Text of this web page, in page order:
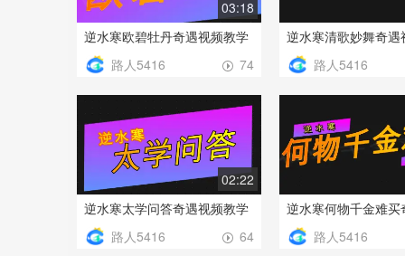
03:18
逆水寒欧碧牡丹奇遇视频教学
74
路人5416
逆水寒清歌妙舞奇遇
路人5416
02:22
逆水寒太学问答奇遇视频教学
64
路人5416 路人5416